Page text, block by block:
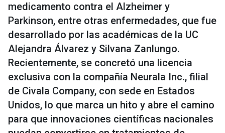
medicamento contra el Alzheimer y
Parkinson, entre otras enfermedades, que fue
desarrollado por las académicas de la UC
Alejandra Álvarez y Silvana Zanlungo.
Recientemente, se concretó una licencia
exclusiva con la compañía Neurala Inc., filial
de Civala Company, con sede en Estados
Unidos, lo que marca un hito y abre el camino
para que innovaciones científicas nacionales